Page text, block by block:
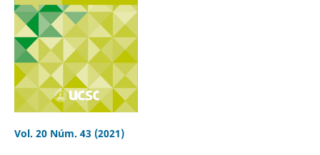
Vol. 20 Núm. 43 (2021)